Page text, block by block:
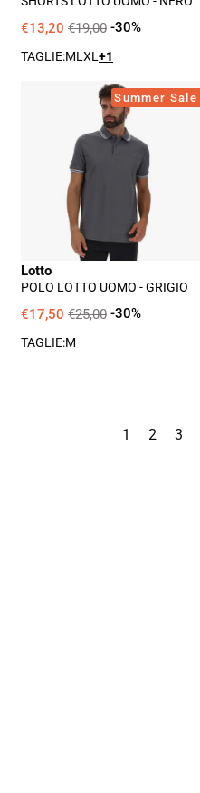
€13,20 €19,00 -30%
TAGLIE:MLXL+1
Polo
Lotto
Uomo
Grigio
Summer Sale
Lotto
POLO LOTTO UOMO - GRIGIO
€17,50 €25,00 -30%
TAGLIE:M
1 2 3